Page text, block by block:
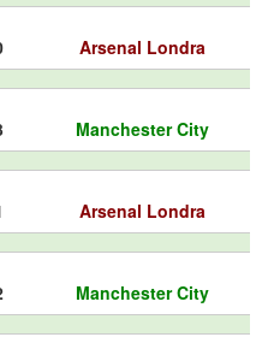
Arsenal Londra
Manchester City
Arsenal Londra
Manchester City